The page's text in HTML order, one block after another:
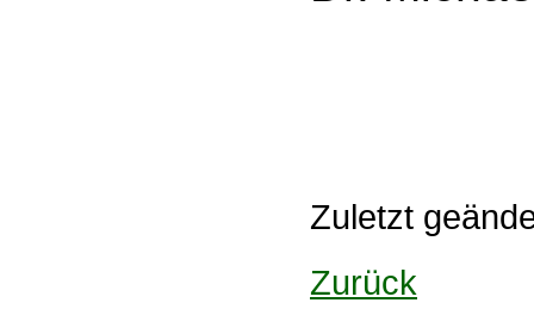
Zuletzt
Zurück